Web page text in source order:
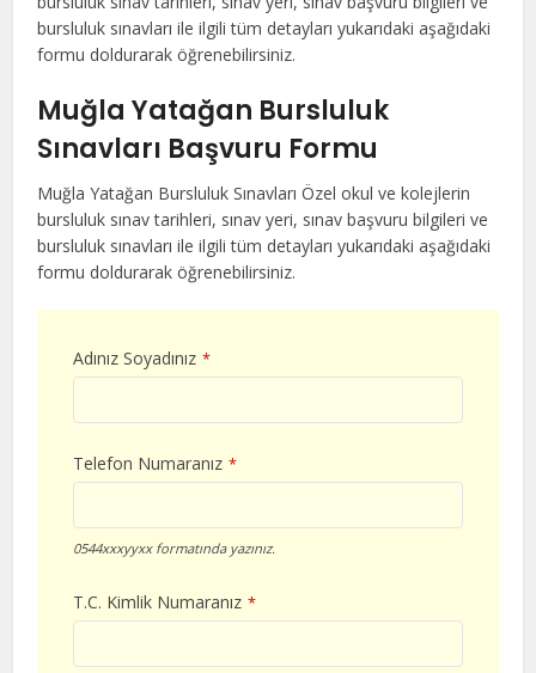
bursluluk sınavları ile ilgili tüm detayları yukarıdaki aşağıdaki
formu doldurarak öğrenebilirsiniz.
Muğla Yatağan Bursluluk
Sınavları Başvuru Formu
Muğla Yatağan Bursluluk Sınavları Özel okul ve kolejlerin
bursluluk sınav tarihleri, sınav yeri, sınav başvuru bilgileri ve
bursluluk sınavları ile ilgili tüm detayları yukarıdaki aşağıdaki
formu doldurarak öğrenebilirsiniz.
Adınız Soyadınız *
Telefon Numaranız *
0544xxxyyxx formatında yazınız.
T.C. Kimlik Numaranız *